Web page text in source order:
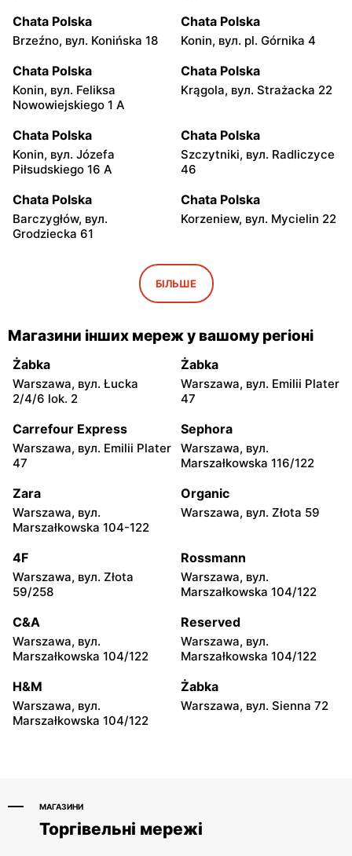
Chata Polska
Brzeźno, вул. Konińska 18
Chata Polska
Konin, вул. pl. Górnika 4
Chata Polska
Konin, вул. Feliksa
Nowowiejskiego 1 A
Chata Polska
Krągola, вул. Strażacka 22
Chata Polska
Konin, вул. Józefa
Piłsudskiego 16 A
Chata Polska
Szczytniki, вул. Radliczyce
46
Chata Polska
Barczygłów, вул.
Grodziecka 61
Chata Polska
Korzeniew, вул. Mycielin 22
Kazimierz Biskupi, вул.
Chata Polska
Kazimierz Biskupi, вул.
Jodłowa 1
Chata Polska
Brzeziny, вул. Sobiesęki 7
Chata Polska
Rzgów, вул. Osiecza
Pierwsza 23
Chata Polska
Pleszewska 2a
Chata Polska
Maja 24
Chata Polska
Piłsudskiego 23
Chata Polska
Chata Polska
rynek Władysława Jagiełły
1
Chata Polska
Chata Polska
Chwalibogowo, вул.
Chwalibogowo 19/1
Chata Polska
Doruchów, вул.
Ostrzeszowska 1
Chata Polska
Doruchów, вул.
Przytocznica 20
Chata Polska
Wieruszów, вул. Klemensa
Wierusza 5
Chata Polska
БІЛЬШЕ
Магазини інших мереж у вашому регіоні
Żabka
Warszawa, вул. Łucka
2/4/6 lok. 2
Żabka
Warszawa, вул. Emilii Plater
47
Carrefour Express
Warszawa, вул. Emilii Plater
47
Sephora
Warszawa, вул.
Marszałkowska 116/122
Zara
Warszawa, вул.
Marszałkowska 104-122
Organic
Warszawa, вул. Złota 59
4F
Warszawa, вул. Złota
59/258
Rossmann
Warszawa, вул.
Marszałkowska 104/122
C&A
Warszawa, вул.
Marszałkowska 104/122
Reserved
Warszawa, вул.
Marszałkowska 104/122
H&M
Warszawa, вул.
Marszałkowska 104/122
Żabka
Warszawa, вул. Sienna 72
МАГАЗИНИ
Торгівельні мережі